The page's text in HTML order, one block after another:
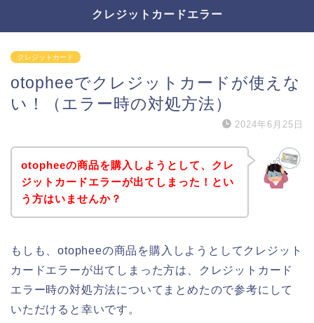
クレジットカードエラー
クレジットカード
otopheeでクレジットカードが使えな
い！（エラー時の対処方法）
2024年6月25日
otopheeの商品を購入しようとして、クレ
ジットカードエラーが出てしまった！とい
う方はいませんか？
もしも、otopheeの商品を購入しようとしてクレジット
カードエラーが出てしまった方は、クレジットカード
エラー時の対処方法についてまとめたので参考にして
いただけると幸いです。